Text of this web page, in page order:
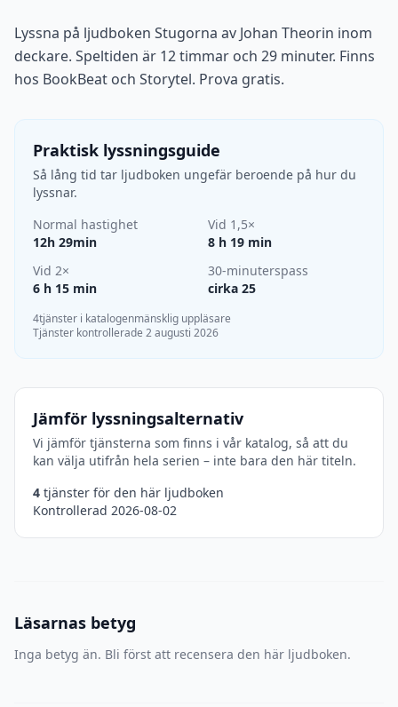
Lyssna på ljudboken Stugorna av Johan Theorin inom
deckare. Speltiden är 12 timmar och 29 minuter. Finns
hos BookBeat och Storytel. Prova gratis.
Praktisk lyssningsguide
Så lång tid tar ljudboken ungefär beroende på hur du
lyssnar.
Normal hastighet
12h 29min
Vid 1,5×
8 h 19 min
Vid 2×
6 h 15 min
30-minuterspass
cirka 25
4tjänster i katalogenmänsklig uppläsare
Tjänster kontrollerade 2 augusti 2026
Jämför lyssningsalternativ
Vi jämför tjänsterna som finns i vår katalog, så att du
kan välja utifrån hela serien – inte bara den här titeln.
4 tjänster för den här ljudboken
Kontrollerad 2026-08-02
Läsarnas betyg
Inga betyg än. Bli först att recensera den här ljudboken.